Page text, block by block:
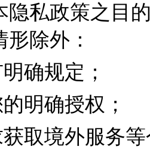
隐私政策之目
除外：
确规定；
明确授权；
取境外服务